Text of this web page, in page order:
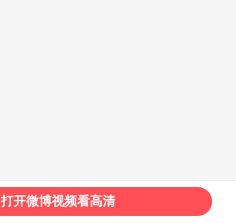
打开微博视频看高清